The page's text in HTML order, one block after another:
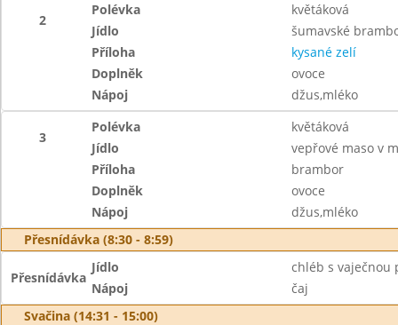
2
Polévka
květáková
Jídlo
šumavské
Příloha
kysané zelí
Doplněk
ovoce
Nápoj
džus,mléko
3
Polévka
květáková
Jídlo
vepřové maso v
Příloha
brambor
Doplněk
ovoce
Nápoj
džus,mléko
Přesnídávka (8:30 - 8:59)
Přesnídávka
Jídlo
chléb s vaječnou
Nápoj
čaj
Svačina (14:31 - 15:00)